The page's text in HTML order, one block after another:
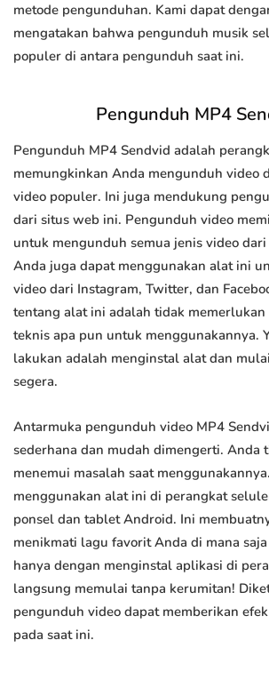
metode pengunduhan. Kami dapat
mengatakan bahwa pengunduh musik
populer di antara pengunduh saat ini.
Pengunduh MP4
Pengunduh MP4 Sendvid adalah
memungkinkan Anda mengunduh video
video populer. Ini juga mendukung
dari situs web ini. Pengunduh video
untuk mengunduh semua jenis video
Anda juga dapat menggunakan alat ini
video dari Instagram, Twitter, dan
tentang alat ini adalah tidak memerlukan
teknis apa pun untuk menggunakannya.
lakukan adalah menginstal alat dan
segera.
Antarmuka pengunduh video MP4
sederhana dan mudah dimengerti. Anda
menemui masalah saat
menggunakan alat ini di perangkat
ponsel dan tablet Android. Ini
menikmati lagu favorit Anda di mana
hanya dengan menginstal aplikasi di
langsung memulai tanpa kerumitan!
pengunduh video dapat memberikan
pada saat ini.